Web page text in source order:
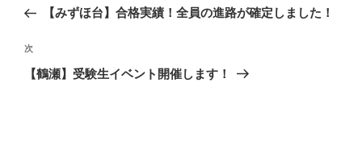
ナ
ビ
ゲ
の
稿
【みずほ台】合格実績！全員の進路が確定しました！
次
の
次
【鶴瀬】受験生イベント開催します！